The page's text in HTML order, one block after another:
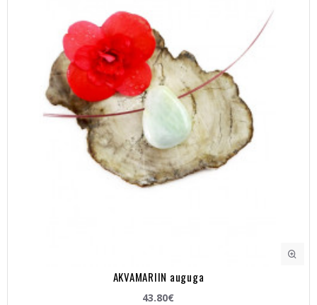
AKVAMARIIN auguga
43.80€